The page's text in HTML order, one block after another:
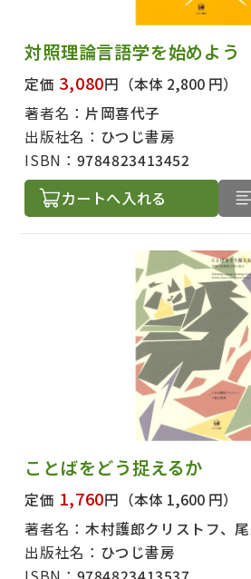
対照理論言語学を始めよう
定価 3,080円 （本体 2,800 円）
著者名： 片岡喜代子
出版社名： ひつじ書房
ISBN： 9784823413452
カートへ入れる
ことばをどう捉えるか
定価 1,760円 （本体 1,600 円）
著者名： 木村護郎クリストフ、
出版社名： ひつじ書房